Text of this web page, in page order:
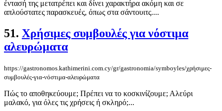
έντασή της μετατρέπει και δίνει χαρακτήρα ακόμη και σε
απλούστατες παρασκευές, όπως στα σάντουιτς....
51. Χρήσιμες συμβουλές για νόστιμα
αλευρώματα
https://gastronomos.kathimerini.com.cy/gr/gastronomia/symboyles/χρήσιμες-
συμβουλές-για-νόστιμα-αλευρώματα
Πώς το αποθηκεύουμε; Πρέπει να το κοσκινίζουμε; Αλεύρι
μαλακό, για όλες τις χρήσεις ή σκληρό;...